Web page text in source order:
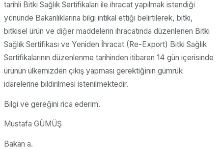
tarihli Bitki Sağlık Sertifikaları ile ihracat yapılmak istendiği
yönünde Bakanlıklarına bilgi intikal ettiği belirtilerek, bitki,
bitkisel ürün ve diğer maddelerin ihracatında düzenlenen Bitki
Sağlık Sertifikası ve Yeniden İhracat (Re-Export) Bitki Sağlık
Sertifikalarının düzenlenme tarihinden itibaren 14 gün içerisinde
ürünün ülkemizden çıkış yapması gerektiğinin gümrük
idarelerine bildirilmesi istenilmektedir.
Bilgi ve gereğini rica ederim.
Mustafa GÜMÜŞ
Bakan a.